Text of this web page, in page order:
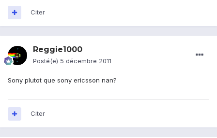
Citer
Reggie1000
Posté(e) 5 décembre 2011
Sony plutot que sony ericsson nan?
Citer